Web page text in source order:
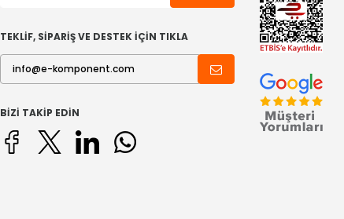
TEKLİF, SİPARİŞ VE DESTEK İÇİN TIKLA
BIZI TAKIP EDIN